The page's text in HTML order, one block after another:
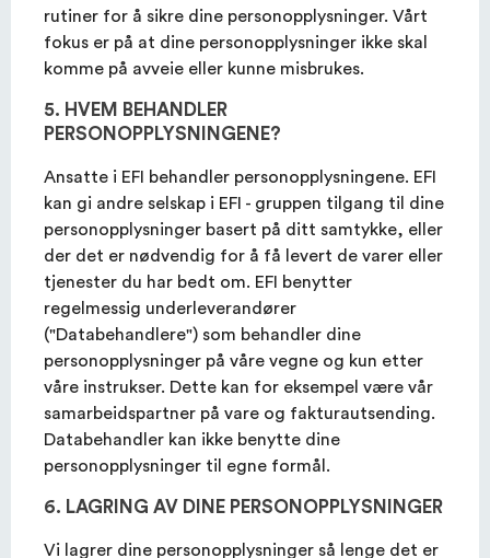
rutiner for å sikre dine personopplysninger. Vårt
fokus er på at dine personopplysninger ikke skal
komme på avveie eller kunne misbrukes.
5. HVEM BEHANDLER
PERSONOPPLYSNINGENE?
Ansatte i EFI behandler personopplysningene. EFI
kan gi andre selskap i EFI - gruppen tilgang til dine
personopplysninger basert på ditt samtykke, eller
der det er nødvendig for å få levert de varer eller
tjenester du har bedt om. EFI benytter
regelmessig underleverandører
("Databehandlere") som behandler dine
personopplysninger på våre vegne og kun etter
våre instrukser. Dette kan for eksempel være vår
samarbeidspartner på vare og fakturautsending.
Databehandler kan ikke benytte dine
personopplysninger til egne formål.
6. LAGRING AV DINE PERSONOPPLYSNINGER
Vi lagrer dine personopplysninger så lenge det er